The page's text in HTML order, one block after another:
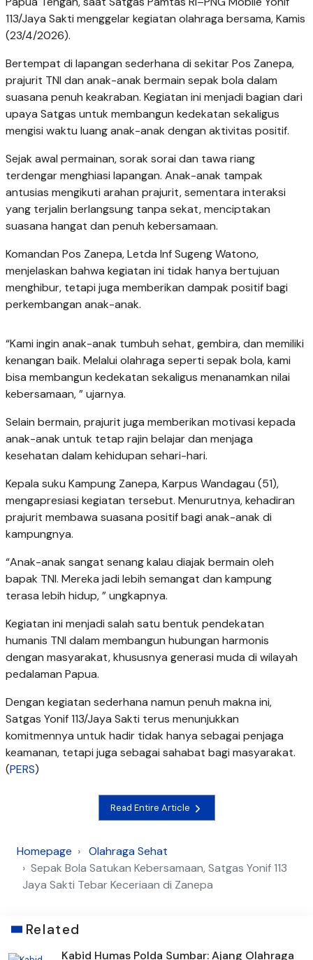
113/Jaya Sakti menggelar kegiatan olahraga bersama, Kamis
(23/4/2026).
Bertempat di lapangan sederhana di sekitar Pos Zanepa,
prajurit TNI dan anak-anak bermain sepak bola dalam
suasana penuh keakraban. Kegiatan ini menjadi bagian dari
upaya Satgas untuk membangun kedekatan sekaligus
mengisi waktu luang anak-anak dengan aktivitas positif.
Sejak awal permainan, sorak sorai dan tawa riang
terdengar menghiasi lapangan. Anak-anak tampak
antusias mengikuti arahan prajurit, sementara interaksi
yang terjalin berlangsung tanpa sekat, menciptakan
suasana hangat dan penuh kebersamaan.
Komandan Pos Zanepa, Letda Inf Sugeng Watono,
menjelaskan bahwa kegiatan ini tidak hanya bertujuan
menghibur, tetapi juga memberikan dampak positif bagi
perkembangan anak-anak.
“Kami ingin anak-anak tumbuh sehat, gembira, dan memiliki
kenangan baik. Melalui olahraga seperti sepak bola, kami
bisa membangun kedekatan sekaligus menanamkan nilai
kebersamaan, ” ujarnya.
Selain bermain, prajurit juga memberikan motivasi kepada
anak-anak untuk tetap rajin belajar dan menjaga
kesehatan dalam kehidupan sehari-hari.
Kepala suku Kampung Zanepa, Karpus Wandagau (51),
mengapresiasi kegiatan tersebut. Menurutnya, kehadiran
prajurit membawa suasana positif bagi anak-anak di
kampungnya.
“Anak-anak sangat senang kalau diajak bermain oleh
bapak TNI. Mereka jadi lebih semangat dan kampung
terasa lebih hidup, ” ungkapnya.
Kegiatan ini menjadi salah satu bentuk pendekatan
humanis TNI dalam membangun hubungan harmonis
dengan masyarakat, khususnya generasi muda di wilayah
pedalaman Papua.
Dengan kegiatan sederhana namun penuh makna ini,
Satgas Yonif 113/Jaya Sakti terus menunjukkan
komitmennya untuk hadir tidak hanya sebagai penjaga
keamanan, tetapi juga sebagai sahabat bagi masyarakat.
(PERS)
Read Entire Article
Homepage
Olahraga Sehat
Sepak Bola Satukan Kebersamaan, Satgas Yonif 113
Jaya Sakti Tebar Keceriaan di Zanepa
Related
Kabid Humas Polda Sumbar: Ajang Olahraga